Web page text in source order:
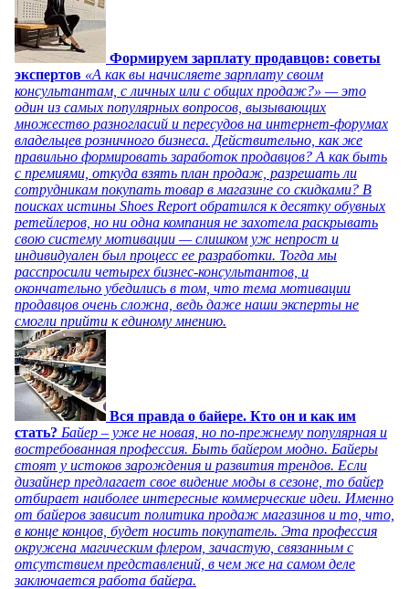
Формируем зарплату продавцов: советы
экспертов «А как вы начисляете зарплату своим
консультантам, с личных или с общих продаж?» — это
один из самых популярных вопросов, вызывающих
множество разногласий и пересудов на интернет-форумах
владельцев розничного бизнеса. Действительно, как же
правильно формировать заработок продавцов? А как быть
с премиями, откуда взять план продаж, разрешать ли
сотрудникам покупать товар в магазине со скидками? В
поисках истины Shoes Report обратился к десятку обувных
ретейлеров, но ни одна компания не захотела раскрывать
свою систему мотивации — слишком уж непрост и
индивидуален был процесс ее разработки. Тогда мы
расспросили четырех бизнес-консультантов, и
окончательно убедились в том, что тема мотивации
продавцов очень сложна, ведь даже наши эксперты не
смогли прийти к единому мнению.
Вся правда о байере. Кто он и как им
стать? Байер – уже не новая, но по-прежнему популярная и
востребованная профессия. Быть байером модно. Байеры
стоят у истоков зарождения и развития трендов. Если
дизайнер предлагает свое видение моды в сезоне, то байер
отбирает наиболее интересные коммерческие идеи. Именно
от байеров зависит политика продаж магазинов и то, что,
в конце концов, будет носить покупатель. Эта профессия
окружена магическим флером, зачастую, связанным с
отсутствием представлений, в чем же на самом деле
заключается работа байера.